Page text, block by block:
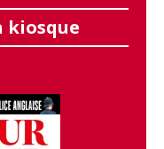
kiosque